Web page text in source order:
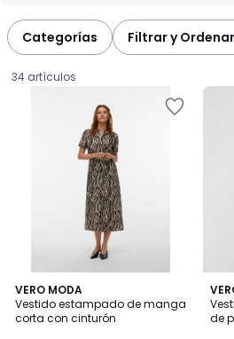
Categorías Filtrar y Ordenar
34 artículos
VERO MODA
Vestido estampado de manga
corta con cinturón
5
/
5
de
3,9
/ 5